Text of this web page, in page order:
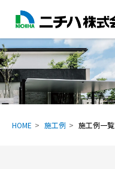
HOME 施工例 施工例一覧